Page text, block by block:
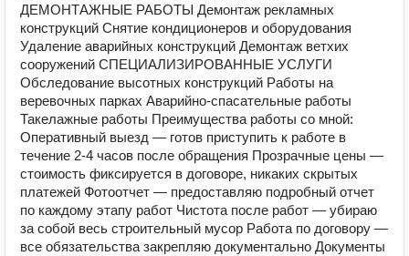
ДЕМОНТАЖНЫЕ РАБОТЫ Демонтаж рекламных
конструкций Снятие кондиционеров и оборудования
Удаление аварийных конструкций Демонтаж ветхих
сооружений СПЕЦИАЛИЗИРОВАННЫЕ УСЛУГИ
Обследование высотных конструкций Работы на
веревочных парках Аварийно-спасательные работы
Такелажные работы Преимущества работы со мной:
Оперативный выезд — готов приступить к работе в
течение 2-4 часов после обращения Прозрачные цены —
стоимость фиксируется в договоре, никаких скрытых
платежей Фотоотчет — предоставляю подробный отчет
по каждому этапу работ Чистота после работ — убираю
за собой весь строительный мусор Работа по договору —
все обязательства закрепляю документально Документы